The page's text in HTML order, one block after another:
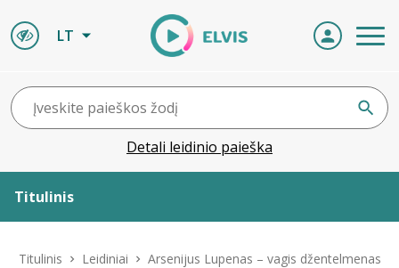
LT
Detali leidinio paieška
Titulinis
Titulinis Leidiniai Arsenijus Lupenas – vagis džentelmenas